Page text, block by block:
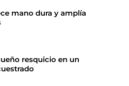
mano dura y amplía
resquicio en un